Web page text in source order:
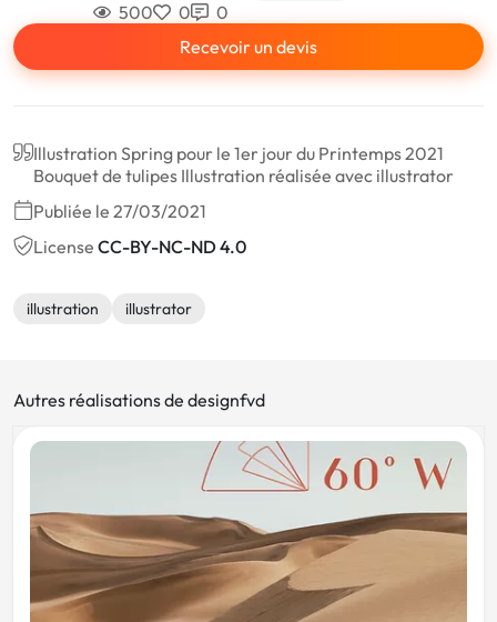
500 0
0
Recevoir un devis
Illustration Spring pour le 1er jour du Printemps 2021
Bouquet de tulipes Illustration réalisée avec illustrator
Publiée le 27/03/2021
License CC-BY-NC-ND 4.0
illustration illustrator
Autres réalisations de designfvd